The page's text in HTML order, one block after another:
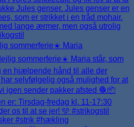
sommerferie☀️ Maria